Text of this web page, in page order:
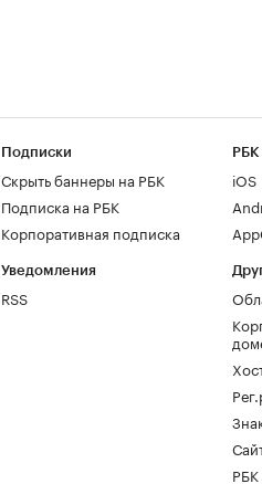
Подписки
Скрыть баннеры на РБК
Подписка на РБК
Корпоративная подписка
Уведомления
RSS
РБК
iOS